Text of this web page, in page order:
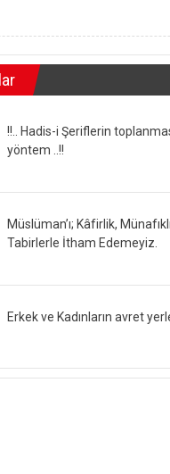
!!.. Hadis-i Şeriflerin
yöntem ..!!
Müslüman’ı; Kâfirlik,
Tabirlerle İtham Edemeyiz.
Erkek ve Kadınların avret